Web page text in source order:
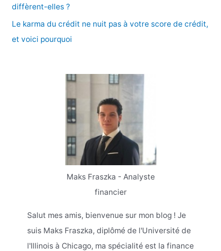
diffèrent-elles ?
Le karma du crédit ne nuit pas à votre score de crédit,
et voici pourquoi
Maks Fraszka - Analyste
financier
Salut mes amis, bienvenue sur mon blog ! Je
suis Maks Fraszka, diplômé de l'Université de
l'Illinois à Chicago, ma spécialité est la finance